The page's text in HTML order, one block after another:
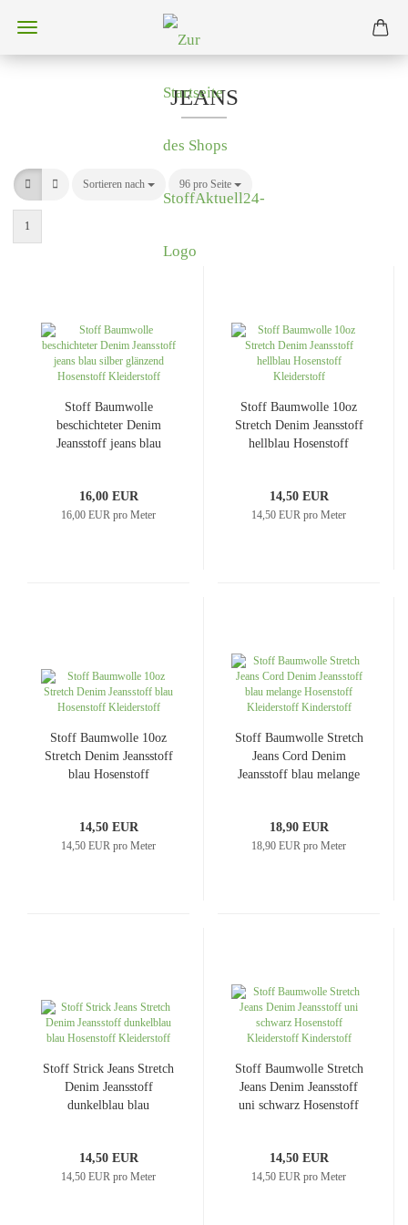
JEANS
Sortieren nach
Sortieren nach 96 pro Seite
pro Seite
1
Stoff Baumwolle
beschichteter Denim
Jeansstoff jeans blau
16,00 EUR
16,00 EUR pro Meter
Stoff Baumwolle 10oz
Stretch Denim Jeansstoff
hellblau Hosenstoff
14,50 EUR
14,50 EUR pro Meter
Stoff Baumwolle 10oz
Stretch Denim Jeansstoff
blau Hosenstoff
14,50 EUR
14,50 EUR pro Meter
Stoff Baumwolle Stretch
Jeans Cord Denim
Jeansstoff blau melange
18,90 EUR
18,90 EUR pro Meter
Stoff Strick Jeans Stretch
Denim Jeansstoff
dunkelblau blau
14,50 EUR
14,50 EUR pro Meter
Stoff Baumwolle Stretch
Jeans Denim Jeansstoff
uni schwarz Hosenstoff
14,50 EUR
14,50 EUR pro Meter